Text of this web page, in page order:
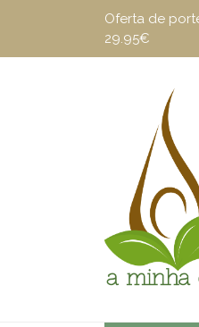
Oferta de
29.95€